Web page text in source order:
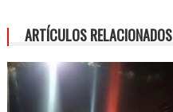
ARTÍCULOS RELACIONADOS